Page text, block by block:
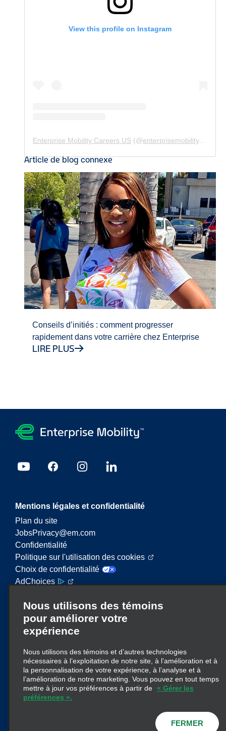
View this profile on Instagram
Enterprise Mobility Careers US (@enterprisemobility.careers.us
Article de blog connexe
Conseils d’initiés : comment progresser
rapidement dans votre carrière chez Enterprise
LIRE PLUS
Mentions légales et confidentialité
Plan du site
JobsPrivacy@em.com
Confidentialité
Politique sur l'utilisation des cookies
Choix de confidentialité
AdChoices
Enterprise Mobility est un important fournisseur de
services de mobilité. Sur ce site Web, le terme «
Enterprise Mobility » fait référence à des entités
Enterprise Mobility, et de l’information concernant
de nombreuses entités est transmise. Ces
références ne visent pas à transmettre ni à
remplacer la structure d’entreprise
existante. Cliquez
Nous utilisons des témoins
pour améliorer votre
expérience
Nous utilisons des témoins et d’autres technologies
nécessaires à l’exploitation de notre site, à l’amélioration et à
la personnalisation de votre expérience, à l’analyse et à
l’amélioration de notre marketing. Vous pouvez en tout temps
mettre à jour vos préférences à partir de « Gérer les
préférences ».
FERMER